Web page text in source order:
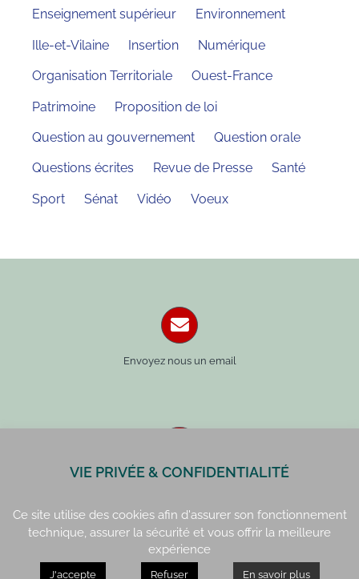
Enseignement supérieur Environnement
Ille-et-Vilaine Insertion Numérique
Organisation Territoriale Ouest-France
Patrimoine Proposition de loi
Question au gouvernement Question orale
Questions écrites Revue de Presse Santé
Sport Sénat Vidéo Voeux
Envoyez nous un email
Paris : 01 42 34 14 59
VIE PRIVÉE & CONFIDENTIALITÉ
Ce site utilise des cookies afin d'assurer son fonctionnement
technique, assurer la sécurité et vous offrir la meilleure
expérience
J'accepte Refuser En savoir plus